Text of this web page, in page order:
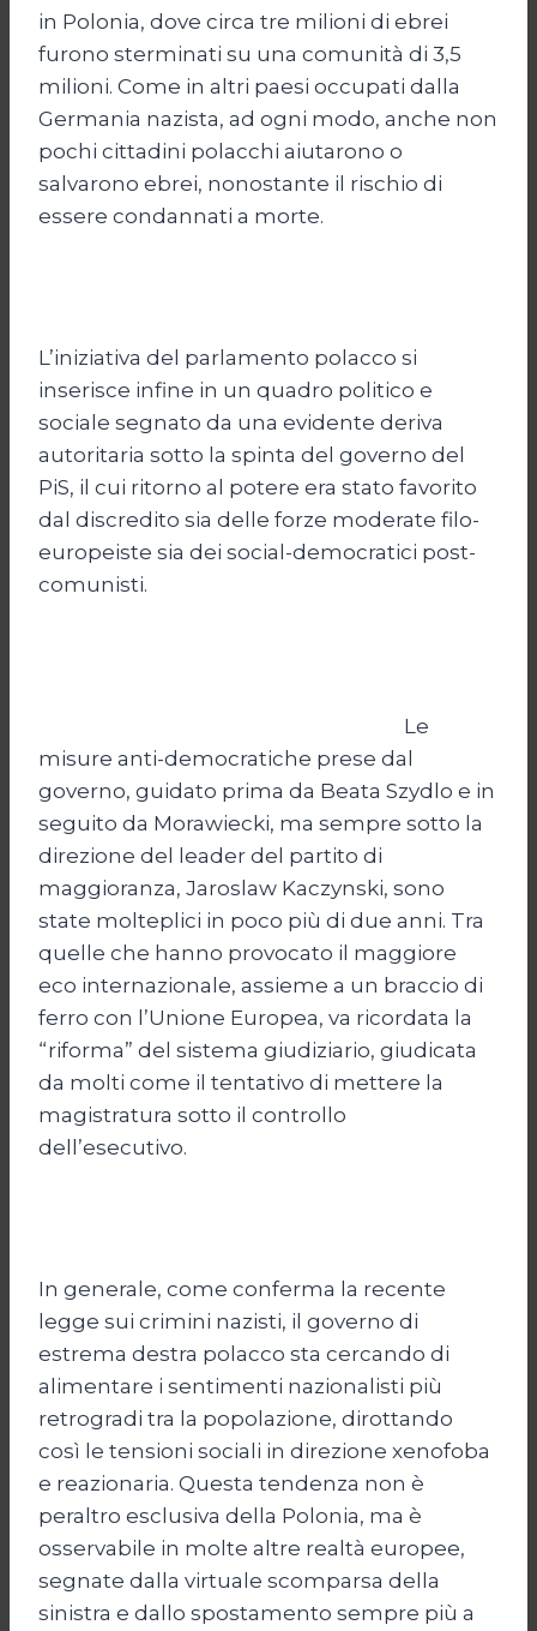
in Polonia, dove circa tre milioni di ebrei
furono sterminati su una comunità di 3,5
milioni. Come in altri paesi occupati dalla
Germania nazista, ad ogni modo, anche non
pochi cittadini polacchi aiutarono o
salvarono ebrei, nonostante il rischio di
essere condannati a morte.
L’iniziativa del parlamento polacco si
inserisce infine in un quadro politico e
sociale segnato da una evidente deriva
autoritaria sotto la spinta del governo del
PiS, il cui ritorno al potere era stato favorito
dal discredito sia delle forze moderate filo-
europeiste sia dei social-democratici post-
comunisti.
Le
misure anti-democratiche prese dal
governo, guidato prima da Beata Szydlo e in
seguito da Morawiecki, ma sempre sotto la
direzione del leader del partito di
maggioranza, Jaroslaw Kaczynski, sono
state molteplici in poco più di due anni. Tra
quelle che hanno provocato il maggiore
eco internazionale, assieme a un braccio di
ferro con l’Unione Europea, va ricordata la
“riforma” del sistema giudiziario, giudicata
da molti come il tentativo di mettere la
magistratura sotto il controllo
dell’esecutivo.
In generale, come conferma la recente
legge sui crimini nazisti, il governo di
estrema destra polacco sta cercando di
alimentare i sentimenti nazionalisti più
retrogradi tra la popolazione, dirottando
così le tensioni sociali in direzione xenofoba
e reazionaria. Questa tendenza non è
peraltro esclusiva della Polonia, ma è
osservabile in molte altre realtà europee,
segnate dalla virtuale scomparsa della
sinistra e dallo spostamento sempre più a